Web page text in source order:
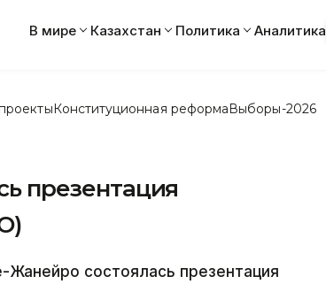
В мире Казахстан Политика Аналитика
Конституционная реформаВыборы-2026
презентация
состоялась презентация